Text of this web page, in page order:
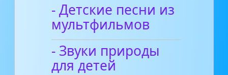
- Детские песни из
мультфильмов
- Звуки природы
для детей